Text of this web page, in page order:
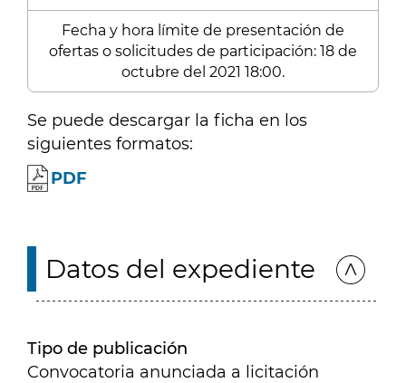
Fecha y hora límite de presentación de
ofertas o solicitudes de participación: 18 de
octubre del 2021 18:00.
Se puede descargar la ficha en los
siguientes formatos:
PDF
Datos del expediente
Tipo de publicación
Convocatoria anunciada a licitación